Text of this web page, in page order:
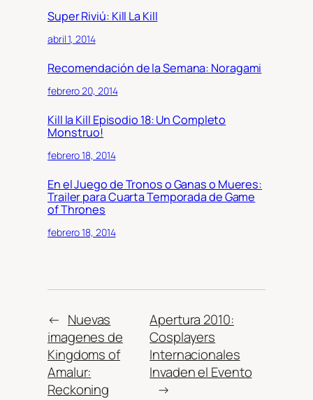
Super Riviú: Kill La Kill
abril 1, 2014
Recomendación de la Semana: Noragami
febrero 20, 2014
Kill la Kill Episodio 18: Un Completo
Monstruo!
febrero 18, 2014
En el Juego de Tronos o Ganas o Mueres:
Trailer para Cuarta Temporada de Game
of Thrones
febrero 18, 2014
← Nuevas
imagenes de
Kingdoms of
Amalur:
Reckoning
Apertura 2010:
Cosplayers
Internacionales
Invaden el Evento
→